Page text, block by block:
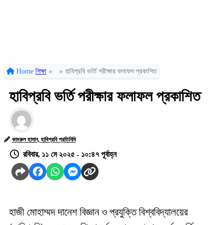
Home শিক্ষা » » হাবিপ্রবি ভর্তি পরীক্ষার ফলাফল প্রকাশিত
হাবিপ্রবি ভর্তি পরীক্ষার ফলাফল প্রকাশিত
কামরুল হাসান, হাবিপ্রবি প্রতিনিধি
রবিবার, ১১ মে ২০২৫ - ১০:৪৭ পূর্বাহ্ন
হাজী মোহাম্মদ দানেশ বিজ্ঞান ও প্রযুক্তি বিশ্ববিদ্যালয়ের